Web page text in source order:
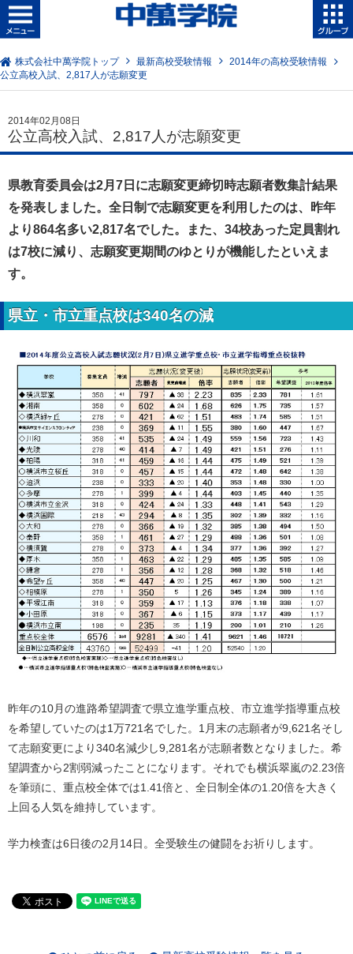
株式会社中萬学院トップ 最新高校受験情報
2014年の高校受験情報
公立高校入試、2,817人が志願変更
2014年02月08日
公立高校入試、2,817人が志願変更
県教育委員会は2月7日に志願変更締切時志願者数集計結果
を発表しました。全日制で志願変更を利用したのは、昨年
より864名多い2,817名でした。また、34校あった定員割れ
は7校に減り、志願変更期間のゆとりが機能したといえま
す。
県立・市立重点校は340名の減
昨年の10月の進路希望調査で県立進学重点校、市立進学指導重点校
を希望していたのは1万721名でした。1月末の志願者が9,621名そし
て志願変更により340名減少し9,281名が志願者数となりました。希
望調査から2割弱減ったことになります。それでも横浜翠嵐の2.23倍
を筆頭に、重点校全体では1.41倍と、全日制全体の1.20倍を大きく
上回る人気を維持しています。
学力検査は6日後の2月14日。全受験生の健闘をお祈りします。